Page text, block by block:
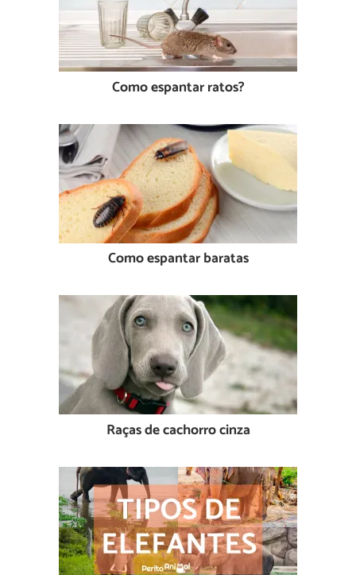
Como espantar ratos?
Como espantar baratas
Raças de cachorro cinza